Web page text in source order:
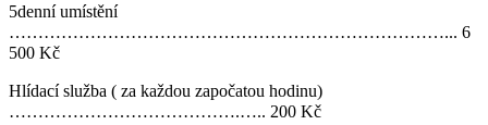
5denní umístění
…………………………………………………………………... 6
500 Kč
Hlídací služba ( za každou započatou hodinu)
………………………………….….. 200 Kč